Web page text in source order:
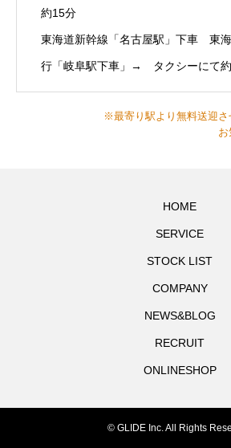
約15分
東海道新幹線「名古屋駅」下車 東
行「岐阜駅下車」→ タクシーにて
※最寄り駅より無料送迎さ
お
HOME
SERVICE
STOCK LIST
COMPANY
NEWS&BLOG
RECRUIT
ONLINESHOP
© GLIDE Inc. All Rights